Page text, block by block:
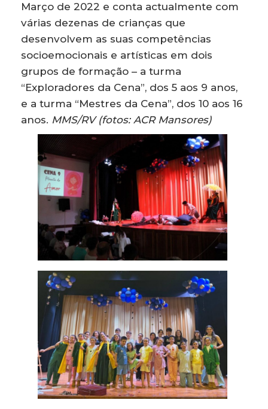
Março de 2022 e conta actualmente com
várias dezenas de crianças que
desenvolvem as suas competências
socioemocionais e artísticas em dois
grupos de formação – a turma
“Exploradores da Cena”, dos 5 aos 9 anos,
e a turma “Mestres da Cena”, dos 10 aos 16
anos. MMS/RV (fotos: ACR Mansores)